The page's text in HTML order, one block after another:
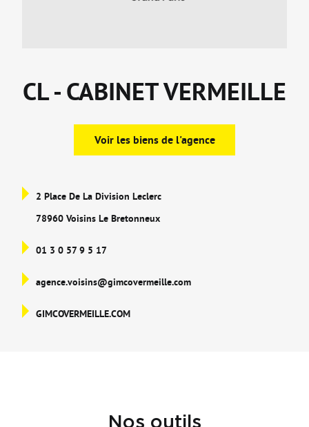
CL - CABINET VERMEILLE
78960 Voisins Le Bretonneux
01 3 0 57 9 5 17
agence.voisins@gimcovermeille.com